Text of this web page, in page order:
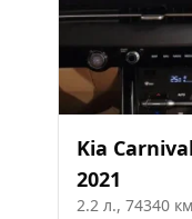
Kia
2021
2.2 л., 74340